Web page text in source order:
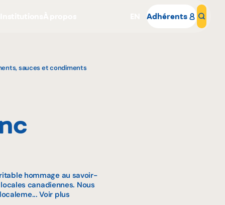
Adhérents
Portail adhérent
sauces et condiments
hommage au savoir-
canadiennes. Nous
Voir plus